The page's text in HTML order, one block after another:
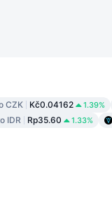
CZK Kč0.04162 1.39%
IDR Rp35.60 1.33%